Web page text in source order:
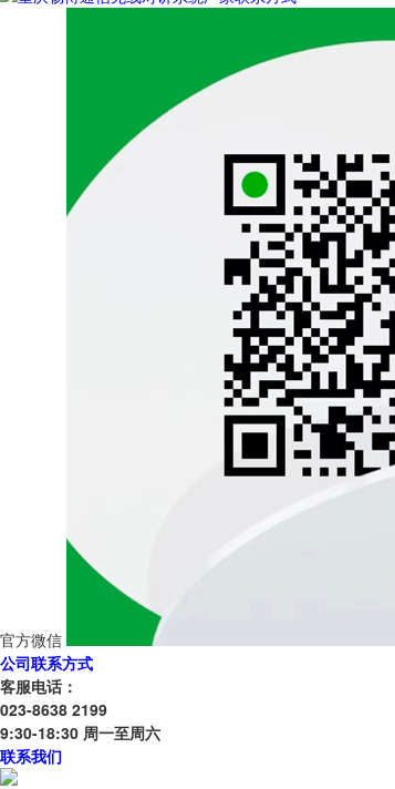
官方微信
公司联系方式
客服电话：
023-8638 2199
9:30-18:30 周一至周六
联系我们